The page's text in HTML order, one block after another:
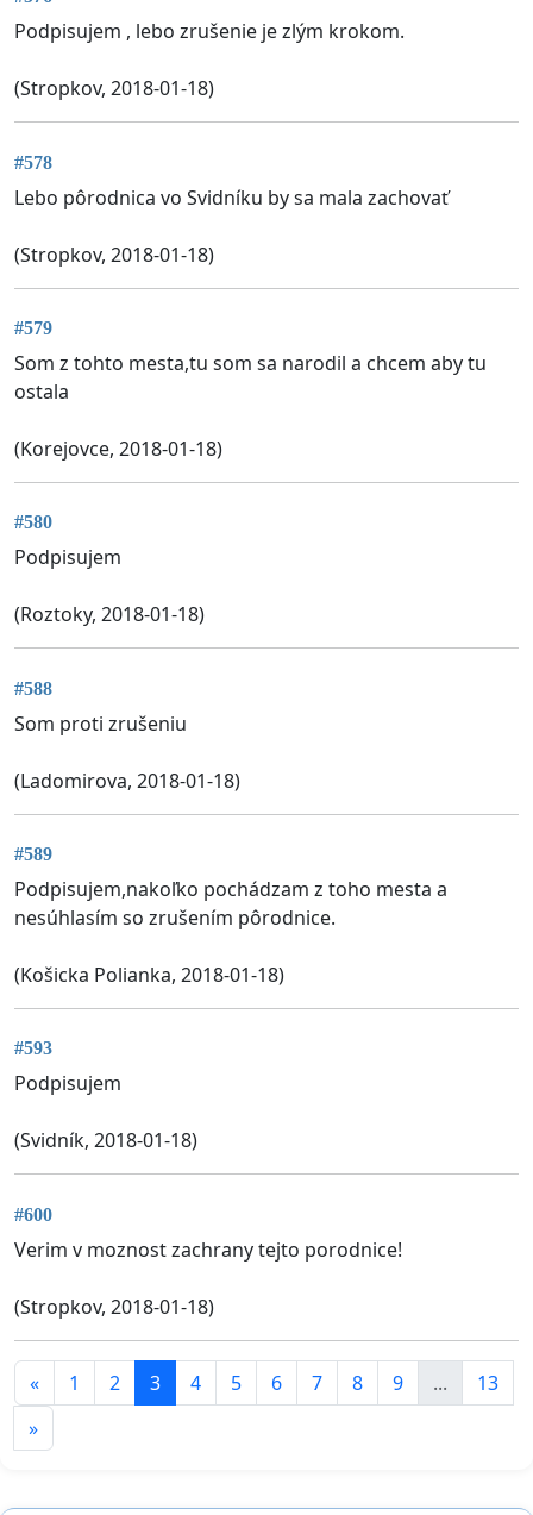
Podpisujem , lebo zrušenie je zlým krokom.
(Stropkov, 2018-01-18)
#578
Lebo pôrodnica vo Svidníku by sa mala zachovať
(Stropkov, 2018-01-18)
#579
Som z tohto mesta,tu som sa narodil a chcem aby tu
ostala
(Korejovce, 2018-01-18)
#580
Podpisujem
(Roztoky, 2018-01-18)
#588
Som proti zrušeniu
(Ladomirova, 2018-01-18)
#589
Podpisujem,nakoľko pochádzam z toho mesta a
nesúhlasím so zrušením pôrodnice.
(Košicka Polianka, 2018-01-18)
#593
Podpisujem
(Svidník, 2018-01-18)
#600
Verim v moznost zachrany tejto porodnice!
(Stropkov, 2018-01-18)
« 1 2 3 4 5 6 7 8 9 ...
13
»